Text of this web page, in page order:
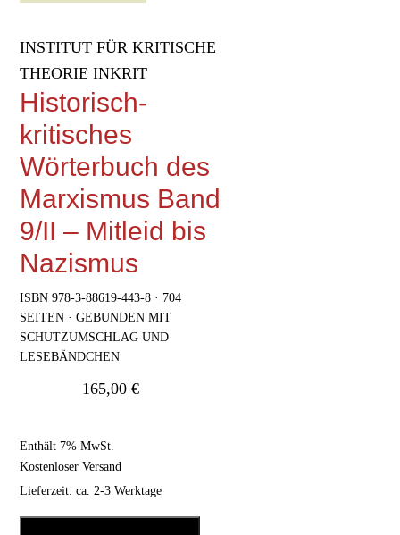
INSTITUT FÜR KRITISCHE
THEORIE INKRIT
Historisch-
kritisches
Wörterbuch des
Marxismus Band
9/II – Mitleid bis
Nazismus
ISBN 978-3-88619-443-8 · 704
SEITEN · GEBUNDEN MIT
SCHUTZUMSCHLAG UND
LESEBÄNDCHEN
165,00€
Enthält 7% MwSt.
Kostenloser Versand
Lieferzeit: ca. 2-3 Werktage